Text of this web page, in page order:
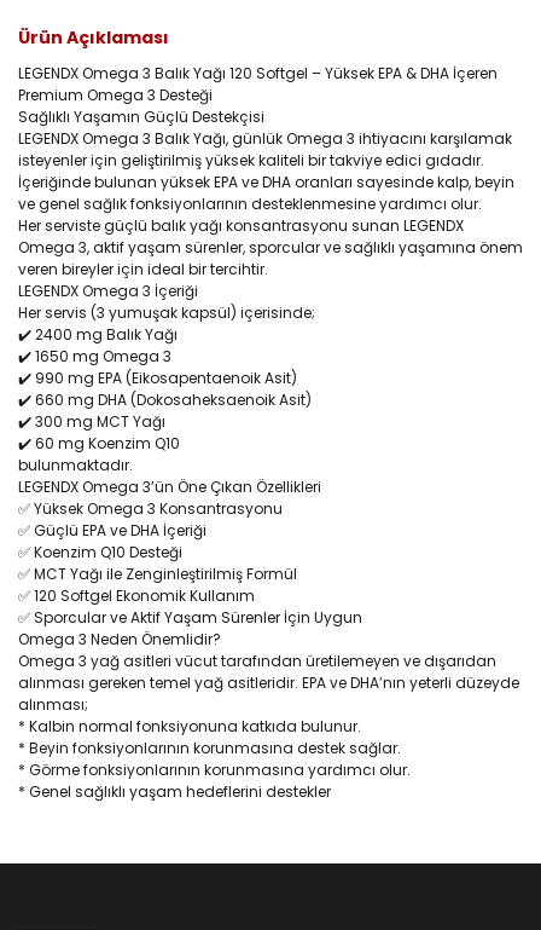
Ürün Açıklaması
LEGENDX Omega 3 Balık Yağı 120 Softgel – Yüksek EPA & DHA İçeren
Premium Omega 3 Desteği
Sağlıklı Yaşamın Güçlü Destekçisi
LEGENDX Omega 3 Balık Yağı, günlük Omega 3 ihtiyacını karşılamak
isteyenler için geliştirilmiş yüksek kaliteli bir takviye edici gıdadır.
İçeriğinde bulunan yüksek EPA ve DHA oranları sayesinde kalp, beyin
ve genel sağlık fonksiyonlarının desteklenmesine yardımcı olur.
Her serviste güçlü balık yağı konsantrasyonu sunan LEGENDX
Omega 3, aktif yaşam sürenler, sporcular ve sağlıklı yaşamına önem
veren bireyler için ideal bir tercihtir.
LEGENDX Omega 3 İçeriği
Her servis (3 yumuşak kapsül) içerisinde;
✔️ 2400 mg Balık Yağı
✔️ 1650 mg Omega 3
✔️ 990 mg EPA (Eikosapentaenoik Asit)
✔️ 660 mg DHA (Dokosaheksaenoik Asit)
✔️ 300 mg MCT Yağı
✔️ 60 mg Koenzim Q10
bulunmaktadır.
LEGENDX Omega 3’ün Öne Çıkan Özellikleri
✅ Yüksek Omega 3 Konsantrasyonu
✅ Güçlü EPA ve DHA İçeriği
✅ Koenzim Q10 Desteği
✅ MCT Yağı ile Zenginleştirilmiş Formül
✅ 120 Softgel Ekonomik Kullanım
✅ Sporcular ve Aktif Yaşam Sürenler İçin Uygun
Omega 3 Neden Önemlidir?
Omega 3 yağ asitleri vücut tarafından üretilemeyen ve dışarıdan
alınması gereken temel yağ asitleridir. EPA ve DHA’nın yeterli düzeyde
alınması;
* Kalbin normal fonksiyonuna katkıda bulunur.
* Beyin fonksiyonlarının korunmasına destek sağlar.
* Görme fonksiyonlarının korunmasına yardımcı olur.
* Genel sağlıklı yaşam hedeflerini destekler